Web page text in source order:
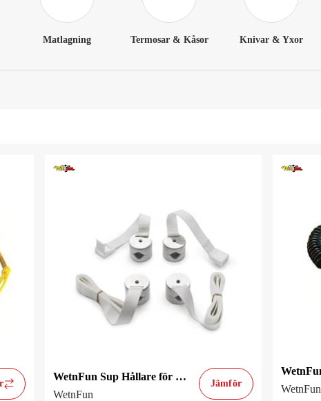
Matlagning Termosar & Kåsor Knivar & Yxor
WetnFun Sup Hållare för Mantåg
WetnFun
Jämför
WetnFun